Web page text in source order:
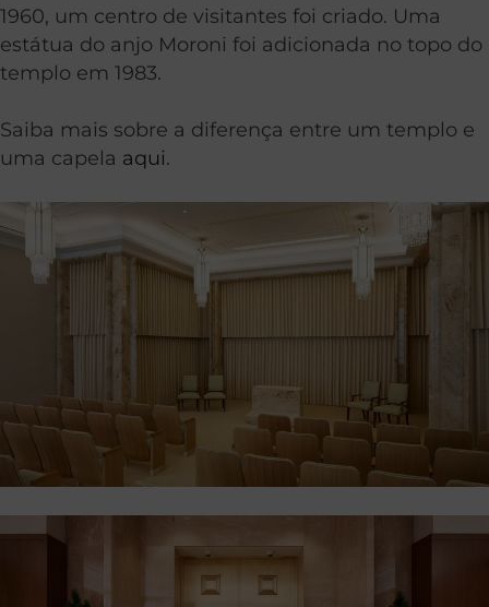
1960, um centro de visitantes foi criado. Uma
estátua do anjo Moroni foi adicionada no topo do
templo em 1983.
Saiba mais sobre a diferença entre um templo e
uma capela aqui.